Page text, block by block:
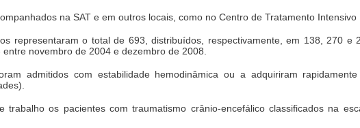
na SAT e em outros locais, como no Centro de Tratamento
representaram o total de 693, distribuídos, respectivamente, em 138, 270 e
novembro de 2004 e dezembro de 2008.
admitidos com estabilidade hemodinâmica ou a adquiriram
trabalho os pacientes com traumatismo crânio-encefálico classificados na